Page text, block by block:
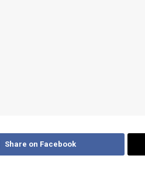
Share on Facebook